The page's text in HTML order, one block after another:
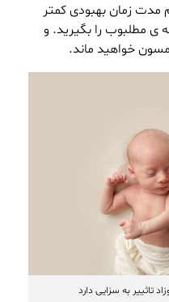
زمان بهبودی کمتر
ی مطلبوب را بگیرید. و
خواهید ماند.
تاثییر به سزایی دارد